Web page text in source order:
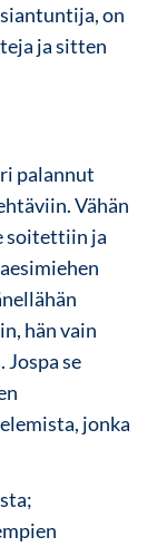
on
ja sitten
palannut
Vähän
soitettiin ja
hän vain
se
jonka